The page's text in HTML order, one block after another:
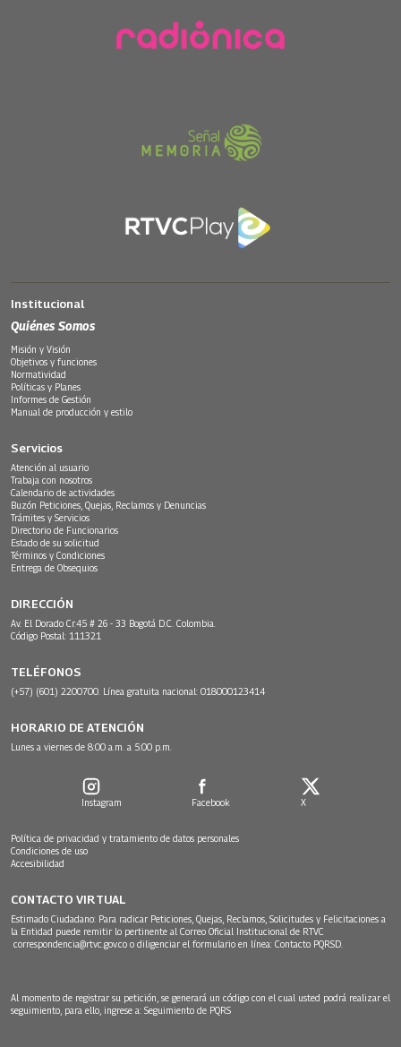
Institucional
Quiénes Somos
Misión y Visión
Objetivos y funciones
Normatividad
Políticas y Planes
Informes de Gestión
Manual de producción y estilo
Servicios
Atención al usuario
Trabaja con nosotros
Calendario de actividades
Buzón Peticiones, Quejas, Reclamos y Denuncias
Trámites y Servicios
Directorio de Funcionarios
Estado de su solicitud
Términos y Condiciones
Entrega de Obsequios
DIRECCIÓN
Av. El Dorado Cr.45 # 26 - 33 Bogotá D.C. Colombia.
Código Postal: 111321
TELÉFONOS
(+57) (601) 2200700. Línea gratuita nacional: 018000123414
HORARIO DE ATENCIÓN
Lunes a viernes de 8:00 a.m. a 5:00 p.m.
Instagram Facebook X
Política de privacidad y tratamiento de datos personales
Condiciones de uso
Accesibilidad
CONTACTO VIRTUAL
Estimado Ciudadano: Para radicar Peticiones, Quejas, Reclamos, Solicitudes y Felicitaciones a
la Entidad puede remitir lo pertinente al Correo Oficial Institucional de RTVC
correspondencia@rtvc.gov.co o diligenciar el formulario en línea: Contacto PQRSD.
Al momento de registrar su petición, se generará un código con el cual usted podrá realizar el
seguimiento, para ello, ingrese a: Seguimiento de PQRS